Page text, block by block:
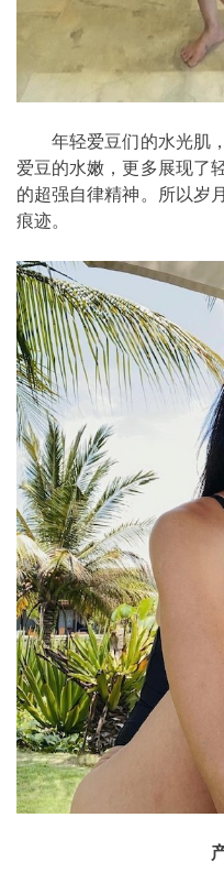
年轻爱豆们的水光肌，
爱豆的水嫩，更多展现了
的超强自律精神。所以岁
痕迹。